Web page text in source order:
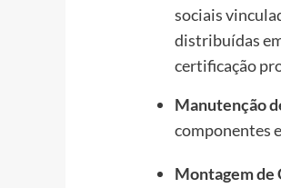
sociais
distribuídas
certificação
Manutenção
componentes
Montagem de